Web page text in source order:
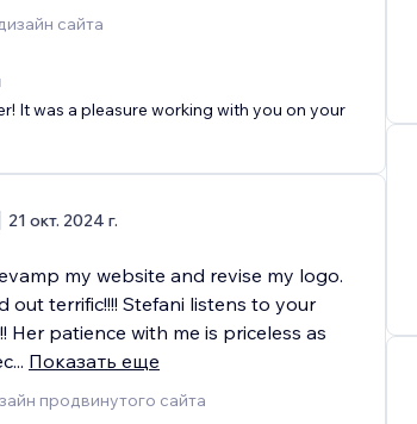
сайта
It was a pleasure working with you on your
21 окт. 2024 г.
my website and revise my logo.
out terrific!!!! Stefani listens to your
Her patience with me is priceless as
... Показать еще
продвинутого сайта